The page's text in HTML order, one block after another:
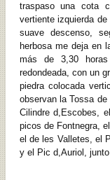
traspaso una cota
vertiente izquierda
suave descenso,
herbosa me deja en
más de 3,30
redondeada, con un
piedra colocada
observan la Tossa
Cilindre d,Escobes,
picos de Fontnegra,
el de les Valletes, el
y el Pic d,Auriol,